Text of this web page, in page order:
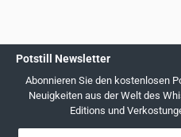
Potstill Newsletter
Abonnieren Sie den kostenlosen
Neuigkeiten aus der Welt des
Editions und